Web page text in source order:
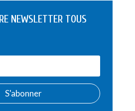
NEWSLETTER TOUS
S'abonner